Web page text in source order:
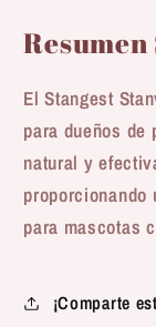
El Stangest
para dueños de
natural y
proporcionando
para mascotas
¡Comparte